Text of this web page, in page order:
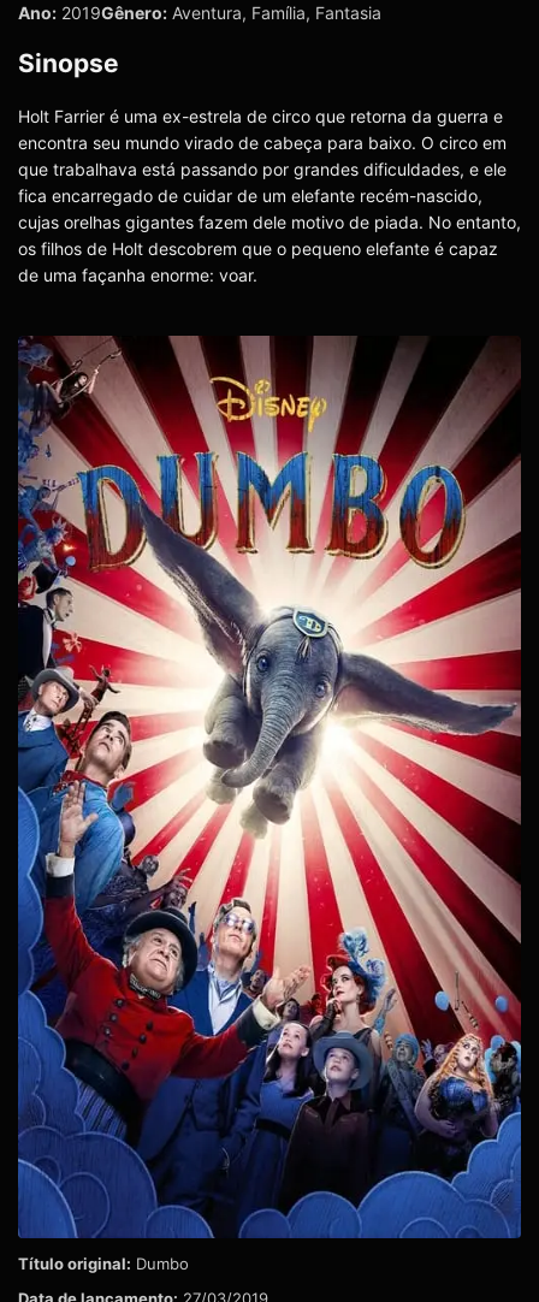
Ano: 2019Gênero: Aventura, Família, Fantasia
Sinopse
Holt Farrier é uma ex-estrela de circo que retorna da guerra e
encontra seu mundo virado de cabeça para baixo. O circo em
que trabalhava está passando por grandes dificuldades, e ele
fica encarregado de cuidar de um elefante recém-nascido,
cujas orelhas gigantes fazem dele motivo de piada. No entanto,
os filhos de Holt descobrem que o pequeno elefante é capaz
de uma façanha enorme: voar.
Título original: Dumbo